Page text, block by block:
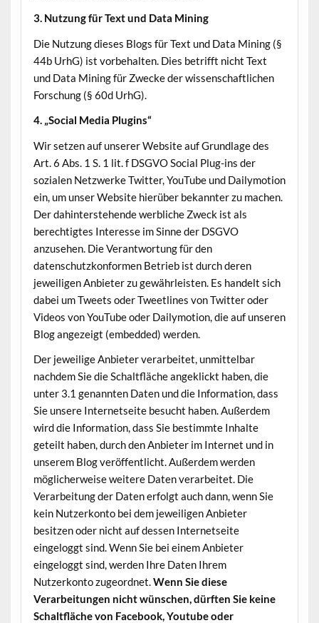
3. Nutzung für Text und Data Mining
Die Nutzung dieses Blogs für Text und Data Mining (§
44b UrhG) ist vorbehalten. Dies betrifft nicht Text
und Data Mining für Zwecke der wissenschaftlichen
Forschung (§ 60d UrhG).
4. „Social Media Plugins“
Wir setzen auf unserer Website auf Grundlage des
Art. 6 Abs. 1 S. 1 lit. f DSGVO Social Plug-ins der
sozialen Netzwerke Twitter, YouTube und Dailymotion
ein, um unser Website hierüber bekannter zu machen.
Der dahinterstehende werbliche Zweck ist als
berechtigtes Interesse im Sinne der DSGVO
anzusehen. Die Verantwortung für den
datenschutzkonformen Betrieb ist durch deren
jeweiligen Anbieter zu gewährleisten. Es handelt sich
dabei um Tweets oder Tweetlines von Twitter oder
Videos von YouTube oder Dailymotion, die auf unseren
Blog angezeigt (embedded) werden.
Der jeweilige Anbieter verarbeitet, unmittelbar
nachdem Sie die Schaltfläche angeklickt haben, die
unter 3.1 genannten Daten und die Information, dass
Sie unsere Internetseite besucht haben. Außerdem
wird die Information, dass Sie bestimmte Inhalte
geteilt haben, durch den Anbieter im Internet und in
unserem Blog veröffentlicht. Außerdem werden
möglicherweise weitere Daten verarbeitet. Die
Verarbeitung der Daten erfolgt auch dann, wenn Sie
kein Nutzerkonto bei dem jeweiligen Anbieter
besitzen oder nicht auf dessen Internetseite
eingeloggt sind. Wenn Sie bei einem Anbieter
eingeloggt sind, werden Ihre Daten Ihrem
Nutzerkonto zugeordnet.Wenn Sie diese
Verarbeitungen nicht wünschen, dürften Sie keine
Schaltfläche von Facebook, Youtube oder